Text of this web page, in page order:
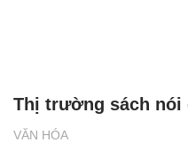
VĂN HÓA
Thị trường sách nói